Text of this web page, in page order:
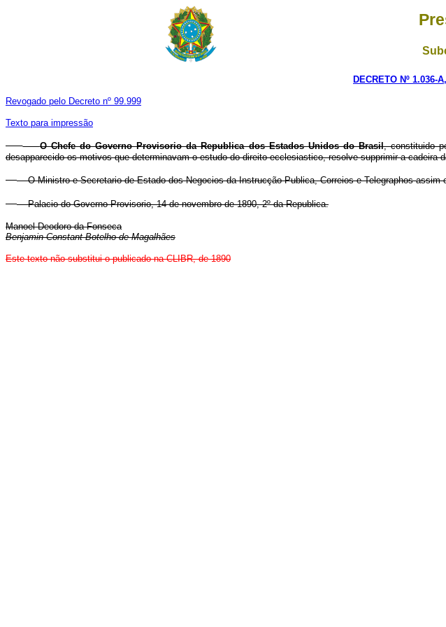
DECRETO Nº 1.036-
Revogado pelo Decreto nº 99.999
Texto para impressão
O Chefe do Governo Provisorio da Republica dos Estados Unidos do Brasil, constituido
desapparecido os motivos que determinavam o estudo do direito ecclesiastico, resolve supprimir a
O Ministro e Secretario de Estado dos Negocios da Instrucção Publica, Correios e Telegraphos assim
Palacio do Governo Provisorio, 14 de novembro de 1890, 2º da Republica.
Manoel Deodoro da Fonseca
Benjamin Constant Botelho de Magalhães
Este texto não substitui o publicado na CLIBR, de 1890